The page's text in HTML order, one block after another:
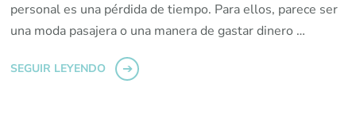
personal es una pérdida de tiempo. Para ellos, parece ser
una moda pasajera o una manera de gastar dinero …
SEGUIR LEYENDO